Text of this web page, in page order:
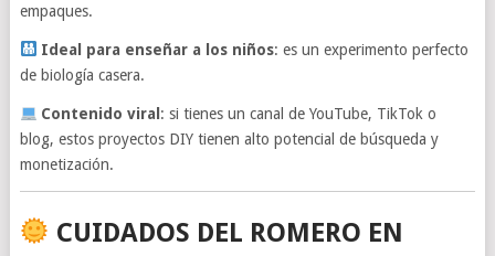
empaques.
Ideal para enseñar a los niños: es un experimento perfecto
de biología casera.
Contenido viral : si tienes un canal de YouTube, TikTok o
blog, estos proyectos DIY tienen alto potencial de búsqueda y
monetización.
CUIDADOS DEL ROMERO EN